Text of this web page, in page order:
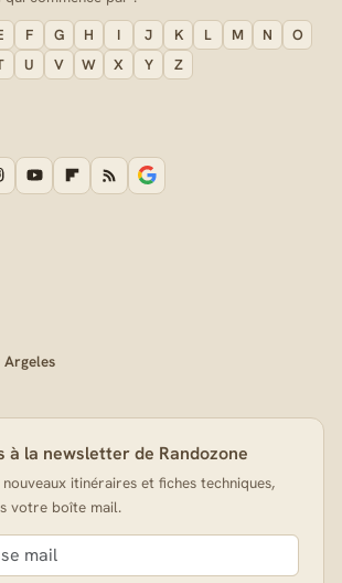
F G H I J K L M N
O
U V W X Y Z
à la newsletter de Randozone
itinéraires et fiches techniques,
votre boîte mail.